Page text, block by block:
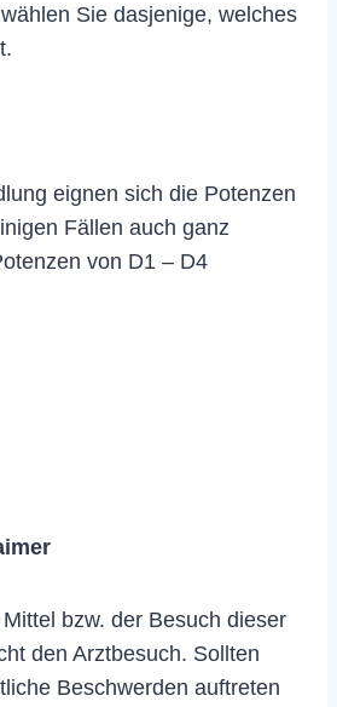
Sie dasjenige, welches
eignen sich die Potenzen
Fällen auch ganz
von D1 – D4
bzw. der Besuch dieser
den Arztbesuch. Sollten
Beschwerden auftreten